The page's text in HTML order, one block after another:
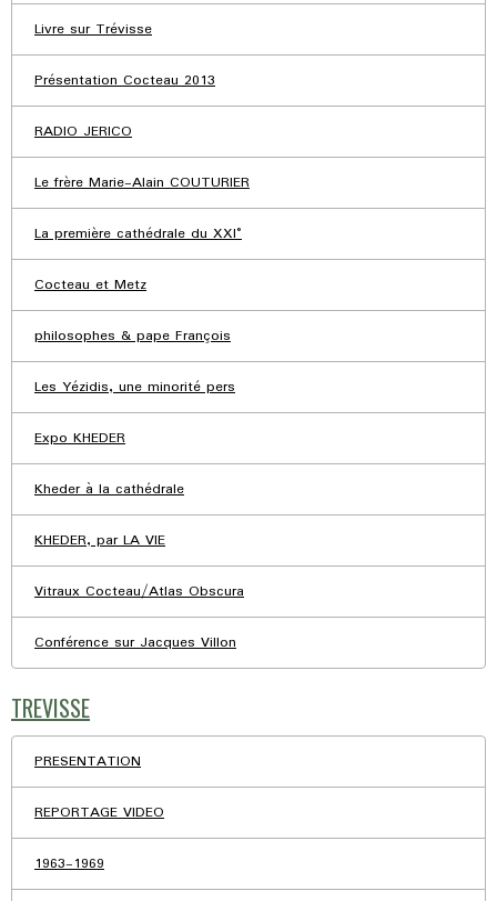
Livre sur Trévisse
Présentation Cocteau 2013
RADIO JERICO
Le frère Marie-Alain COUTURIER
La première cathédrale du XXI°
Cocteau et Metz
philosophes & pape François
Les Yézidis, une minorité pers
Expo KHEDER
Kheder à la cathédrale
KHEDER, par LA VIE
Vitraux Cocteau/Atlas Obscura
Conférence sur Jacques Villon
TREVISSE
PRESENTATION
REPORTAGE VIDEO
1963-1969